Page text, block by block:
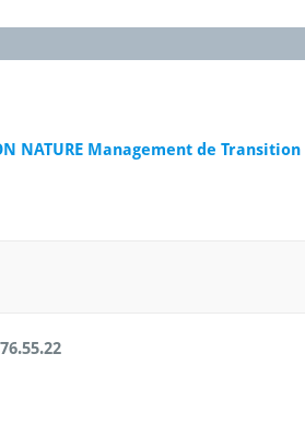
NATURE Management de Transition